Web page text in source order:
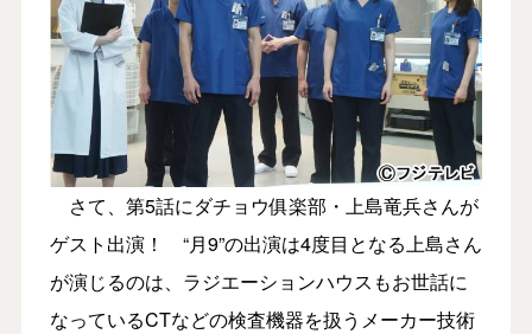
さて、第5話にダチョウ俱楽部・上島竜兵さんが
ゲスト出演！ “月9”の出演は4度目となる上島さん
が演じるのは、ラジエーションハウスもお世話に
なっているCTなどの検査機器を扱うメーカー技術